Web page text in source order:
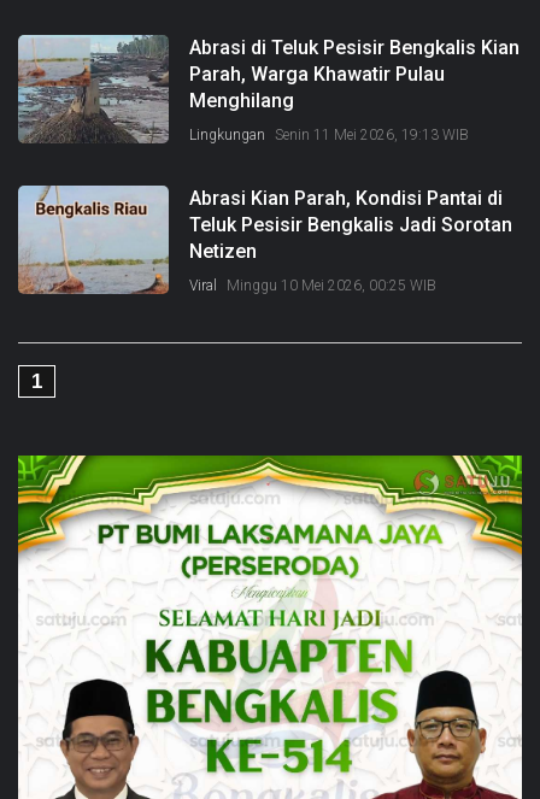
Abrasi di Teluk Pesisir Bengkalis Kian
Parah, Warga Khawatir Pulau
Menghilang
Lingkungan Senin 11 Mei 2026, 19:13 WIB
Abrasi Kian Parah, Kondisi Pantai di
Teluk Pesisir Bengkalis Jadi Sorotan
Netizen
Viral Minggu 10 Mei 2026, 00:25 WIB
1